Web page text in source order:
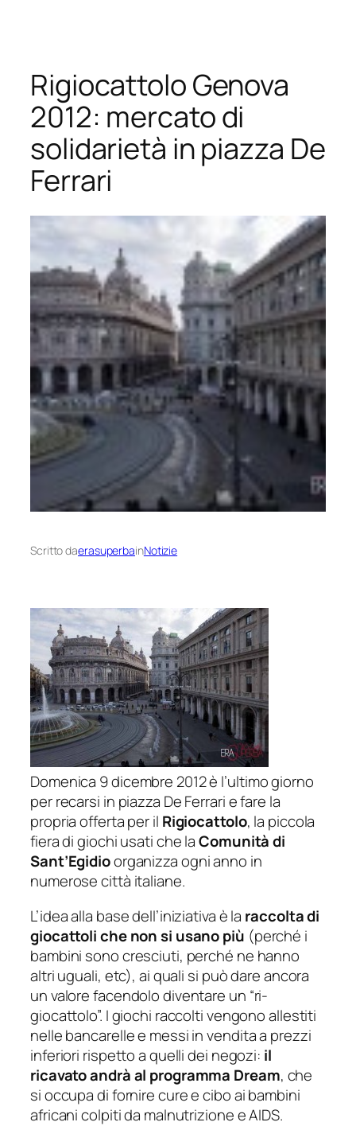
contenuto
Rigiocattolo Genova
2012: mercato di
solidarietà in piazza De
Ferrari
Scritto daerasuperbainNotizie
Domenica 9 dicembre 2012 è l’ultimo giorno
per recarsi in piazza De Ferrari e fare la
propria offerta per il Rigiocattolo, la piccola
fiera di giochi usati che laComunità di
Sant’Egidioorganizza ogni anno in
numerose città italiane.
L’idea alla base dell’iniziativa è la raccolta di
giocattoli che non si usano più (perché i
bambini sono cresciuti, perché ne hanno
altri uguali, etc), ai quali si può dare ancora
un valore facendolo diventare un “ri-
giocattolo”. I giochi raccolti vengono allestiti
nelle bancarelle e messi in vendita a prezzi
inferiori rispetto a quelli dei negozi: il
ricavato andrà al programma Dream, che
si occupa di fornire cure e cibo ai bambini
africani colpiti da malnutrizione e AIDS.